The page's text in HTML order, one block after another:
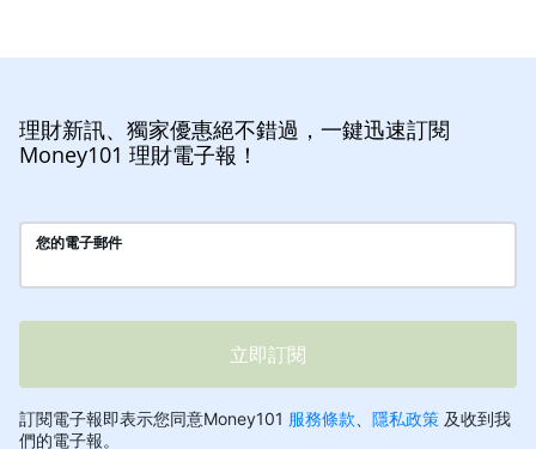
理財新訊、獨家優惠絕不錯過，一鍵迅速訂閱
Money101 理財電子報！